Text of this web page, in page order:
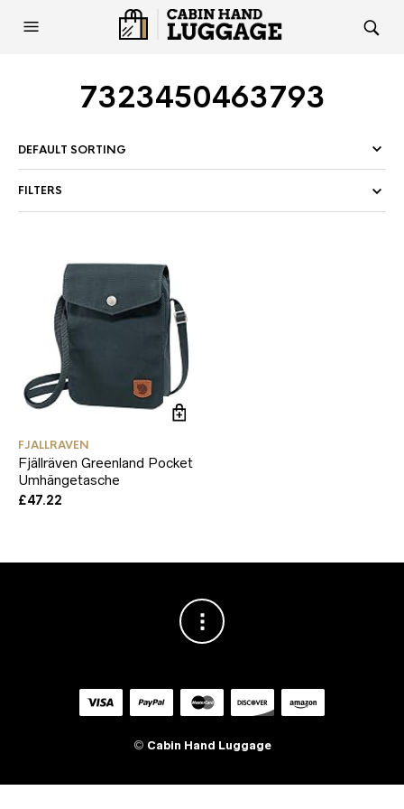
7323450463793
FILTERS
FJALLRAVEN
Fjällräven Greenland Pocket
Umhängetasche
£47.22
© Cabin Hand Luggage